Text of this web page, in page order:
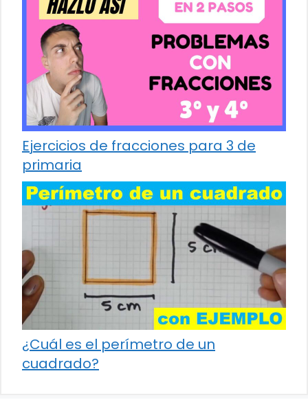
Ejercicios de fracciones para 3 de
primaria
¿Cuál es el perímetro de un
cuadrado?